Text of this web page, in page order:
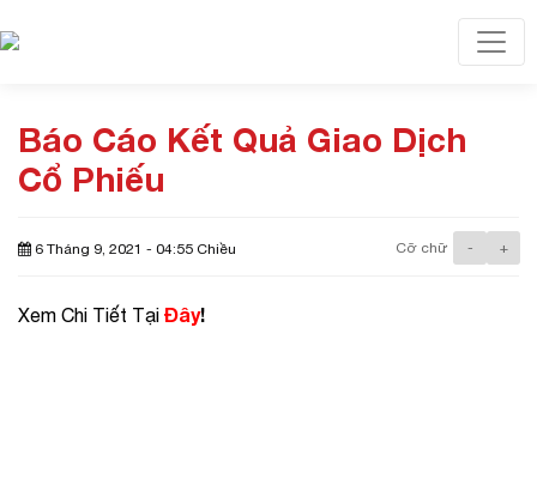
Báo Cáo Kết Quả Giao Dịch
Cổ Phiếu
6 Tháng 9, 2021 - 04:55 Chiều Cỡ chữ - +
Xem Chi Tiết Tại Đây!